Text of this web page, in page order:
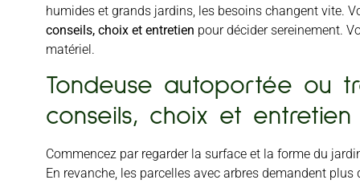
humides et grands jardins, les besoins changent vite.
conseils, choix et entretien pour décider sereinement.
matériel.
Tondeuse autoportée ou
conseils, choix et
Commencez par regarder la surface et la forme du
En revanche, les parcelles avec arbres demandent